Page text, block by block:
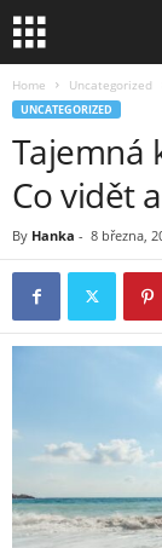
Home Uncategorized
UNCATEGORIZED
Tajemná
Co vidět
By Hanka - 8 března,